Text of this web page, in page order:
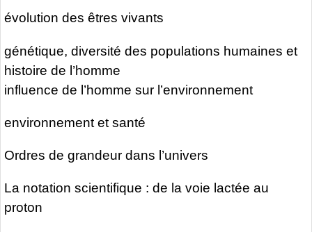
évolution des êtres vivants
génétique, diversité des populations humaines et
histoire de l’homme
influence de l’homme sur l’environnement
environnement et santé
Ordres de grandeur dans l’univers
La notation scientifique : de la voie lactée au
proton